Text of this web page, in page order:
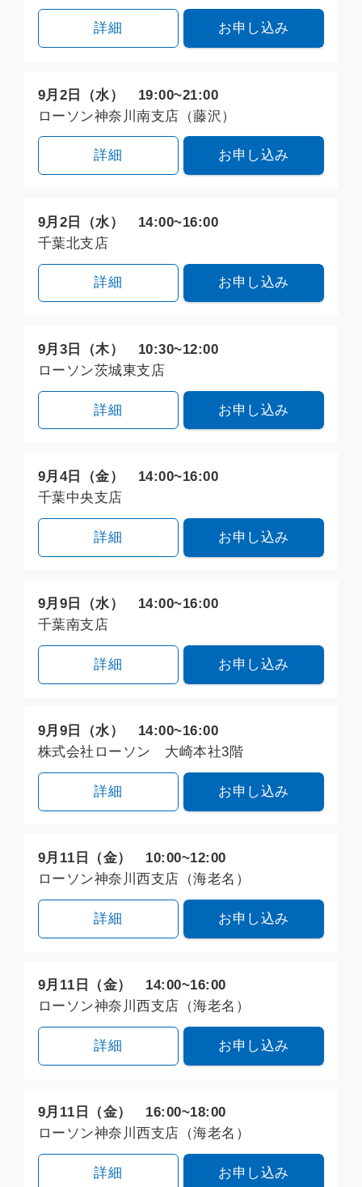
詳細 お申し込み
9月2日（水） 19:00~21:00
ローソン神奈川南支店（藤沢）
詳細 お申し込み
9月2日（水） 14:00~16:00
千葉北支店
詳細 お申し込み
9月3日（木） 10:30~12:00
ローソン茨城東支店
詳細 お申し込み
9月4日（金） 14:00~16:00
千葉中央支店
詳細 お申し込み
9月9日（水） 14:00~16:00
千葉南支店
詳細 お申し込み
9月9日（水） 14:00~16:00
株式会社ローソン 大崎本社3階
詳細 お申し込み
9月11日（金） 10:00~12:00
ローソン神奈川西支店（海老名）
詳細 お申し込み
9月11日（金） 14:00~16:00
ローソン神奈川西支店（海老名）
詳細 お申し込み
9月11日（金） 16:00~18:00
ローソン神奈川西支店（海老名）
詳細 お申し込み